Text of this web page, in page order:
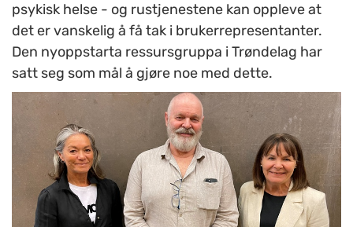
psykisk helse - og rustjenestene kan oppleve at
det er vanskelig å få tak i brukerrepresentanter.
Den nyoppstarta ressursgruppa i Trøndelag har
satt seg som mål å gjøre noe med dette.